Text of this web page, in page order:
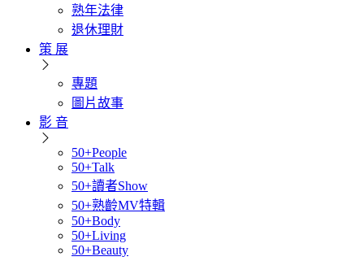
熟年法律
退休理財
策 展
專題
圖片故事
影 音
50+People
50+Talk
50+讀者Show
50+熟齡MV特輯
50+Body
50+Living
50+Beauty